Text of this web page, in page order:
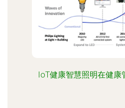
IoT健康智慧照明在健康